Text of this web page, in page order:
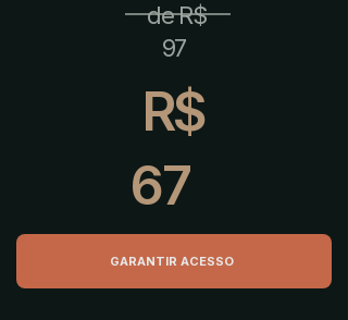
de R$
97
R$
67
GARANTIR ACESSO